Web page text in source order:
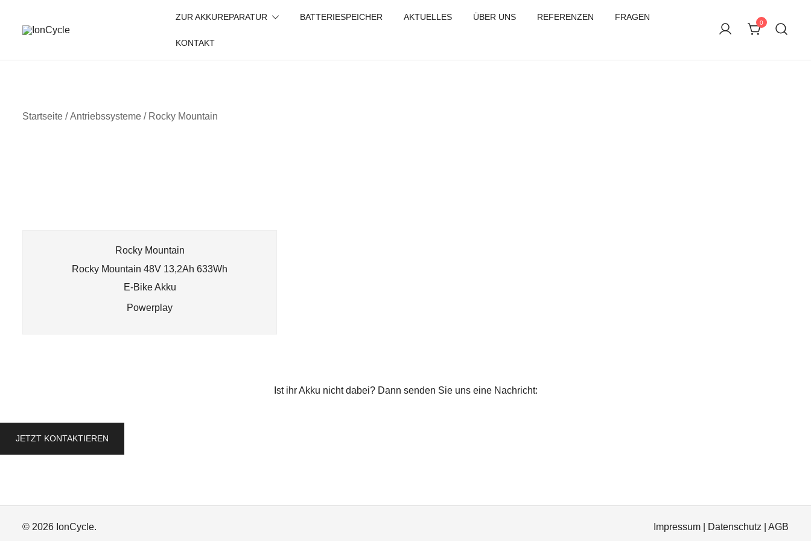
content
Reparatur E-Bike Akku E-Auto Batterie Reparatur Kapazitätstest Refreshing Zellentausch Umwidmung
ZUR AKKUREPARATUR BATTERIESPEICHER AKTUELLES ÜBER UNS REFERENZEN FRAGEN
KONTAKT
0
Startseite / Antriebssysteme / Rocky Mountain
Rocky Mountain
Rocky Mountain 48V 13,2Ah 633Wh
E-Bike Akku
Powerplay
Ist ihr Akku nicht dabei? Dann senden Sie uns eine Nachricht:
JETZT KONTAKTIEREN
© 2026 IonCycle. Impressum Datenschutz AGB